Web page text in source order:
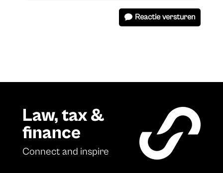
Reactie versturen
Law, tax &
finance
Connect and inspire